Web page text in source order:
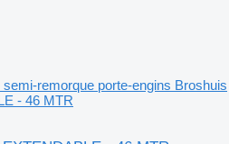
semi-remorque porte-engins Broshuis
- 46 MTR